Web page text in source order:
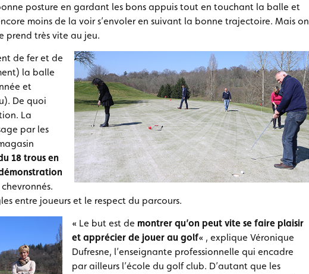
posture en gardant les bons appuis tout en touchant la balle et
moins de la voir s’envoler en suivant la bonne trajectoire. Mais on
prend très vite au jeu.
de fer et de
la balle
et
De quoi
La
par les
18 trous en
entre joueurs et le respect du parcours.
« Le but est de montrer qu’on peut vite se faire plaisir
et apprécier de jouer au golf« , explique Véronique
Dufresne, l’enseignante professionnelle qui encadre
par ailleurs l’école du golf club. D’autant que les